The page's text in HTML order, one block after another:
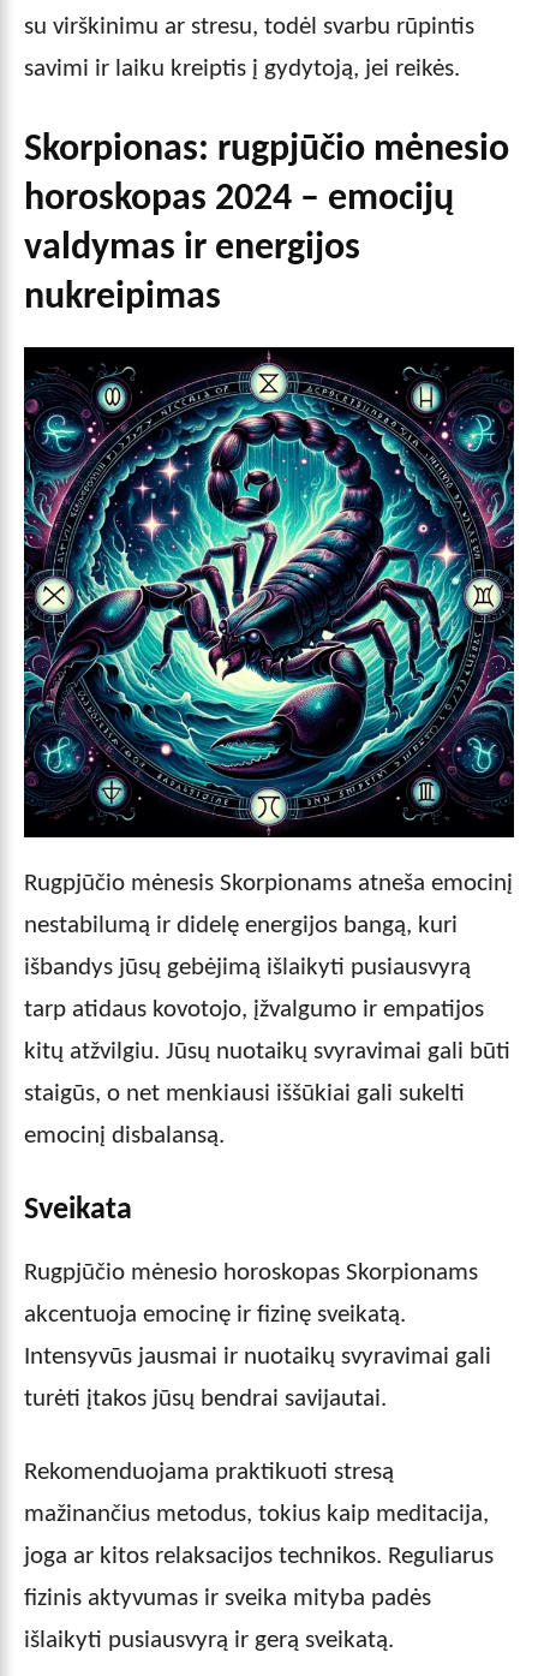
su virškinimu ar stresu, todėl svarbu rūpintis
savimi ir laiku kreiptis į gydytoją, jei reikės.
Skorpionas: rugpjūčio mėnesio
horoskopas 2024 – emocijų
valdymas ir energijos
nukreipimas
Rugpjūčio mėnesis Skorpionams atneša emocinį
nestabilumą ir didelę energijos bangą, kuri
išbandys jūsų gebėjimą išlaikyti pusiausvyrą
tarp atidaus kovotojo, įžvalgumo ir empatijos
kitų atžvilgiu. Jūsų nuotaikų svyravimai gali būti
staigūs, o net menkiausi iššūkiai gali sukelti
emocinį disbalansą.
Sveikata
Rugpjūčio mėnesio horoskopas Skorpionams
akcentuoja emocinę ir fizinę sveikatą.
Intensyvūs jausmai ir nuotaikų svyravimai gali
turėti įtakos jūsų bendrai savijautai.
Rekomenduojama praktikuoti stresą
mažinančius metodus, tokius kaip meditacija,
joga ar kitos relaksacijos technikos. Reguliarus
fizinis aktyvumas ir sveika mityba padės
išlaikyti pusiausvyrą ir gerą sveikatą.